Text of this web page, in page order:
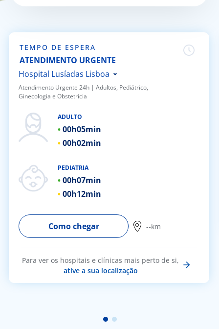
Sport
TEMPO DE ESPERA
ATENDIMENTO URGENTE
Hospital Lusíadas Lisboa
Hospital Lusíadas Porto
Hospital Lusíadas Braga
Hospital Lusíadas Amadora
Hospital Lusíadas Albufeira
Hospital Lusíadas Paços de
Ferreira
Atendimento Urgente 24h | ​Adultos, Pediátrico,
Ginecologia e Obstetrícia
ADULTO
00h05min
00h02min
PEDIATRIA
00h07min
00h12min
Como chegar --km
Para ver os hospitais e clínicas mais perto de si,
ative a sua localização